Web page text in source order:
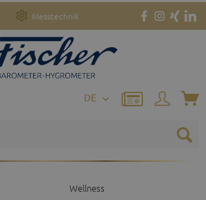
Messtechnik
DE
Wellness